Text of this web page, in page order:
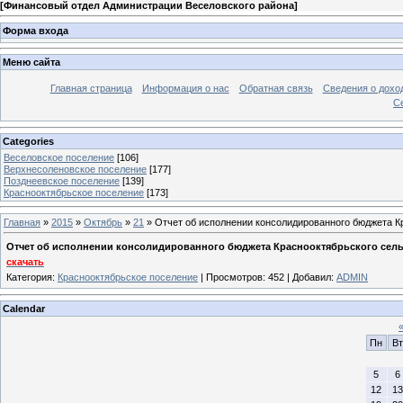
[Финансовый отдел Администрации Веселовского района]
Форма входа
Меню сайта
Главная страница Информация о нас Обратная связь
Сведения о
Categories
Веселовское поселение [106]
Верхнесоленовское поселение [177]
Позднеевское поселение [139]
Краснооктябрьское поселение [173]
Главная » 2015 » Октябрь » 21 » Отчет об исполнении консолидированного бюджета
Отчет об исполнении консолидированного бюджета Краснооктябрьского
скачать
Категория: Краснооктябрьское поселение Просмотров: 452 | Добавил: ADMIN
Calendar
«
Пн
Вт
5
6
12
13